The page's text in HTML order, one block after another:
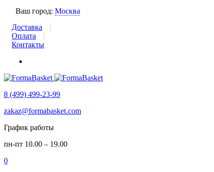
Ваш город: Москва
Доставка
Оплата
Контакты
8 (499) 499-23-99
zakaz@formabasket.com
График работы
пн-пт 10.00 – 19.00
0